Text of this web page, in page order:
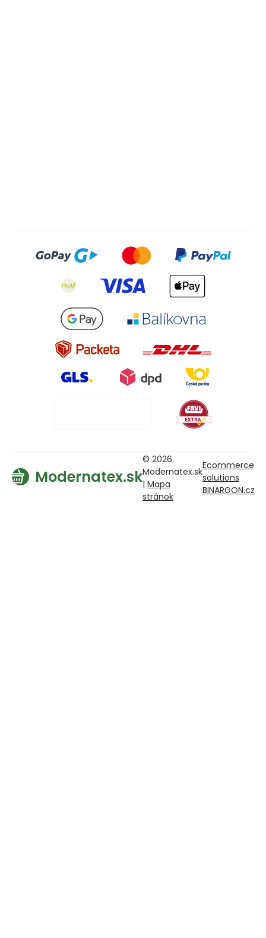
Modernatex.sk
© 2026
Modernatex.sk
| Mapa
stránok
Ecommerce
solutions
BINARGON.cz